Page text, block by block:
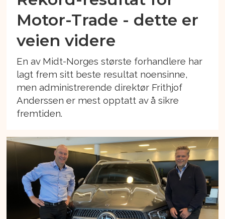
Motor-Trade - dette er
veien videre
En av Midt-Norges største forhandlere har
lagt frem sitt beste resultat noensinne,
men administrerende direktør Frithjof
Anderssen er mest opptatt av å sikre
fremtiden.